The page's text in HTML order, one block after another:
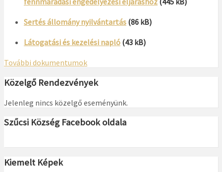
Sertés állomány nyilvántartás (86 kB)
Látogatási és kezelési napló (43 kB)
További dokumentumok
Közelgő Rendezvények
Jelenleg nincs közelgő eseményünk.
Szűcsi Község Facebook oldala
Kiemelt Képek